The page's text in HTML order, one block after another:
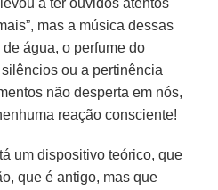
mas a música dessas
água, o perfume do
ou a pertinência
não desperta em nós,
reação consciente!
um dispositivo teórico, que
que é antigo, mas que